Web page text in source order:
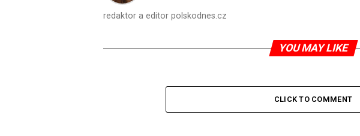
redaktor a editor polskodnes.cz
YOU MAY LIKE
CLICK TO COMMENT